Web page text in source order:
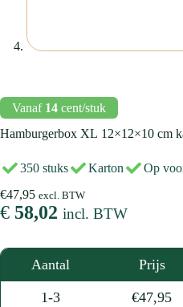
Aantal Prijs
1-3 €47,95
Vanaf 14 cent/stuk
Hamburgerbox XL 12×12×10 cm
350 stuks Karton
Op
€47,95 excl. BTW
€ 58,02 incl. BTW